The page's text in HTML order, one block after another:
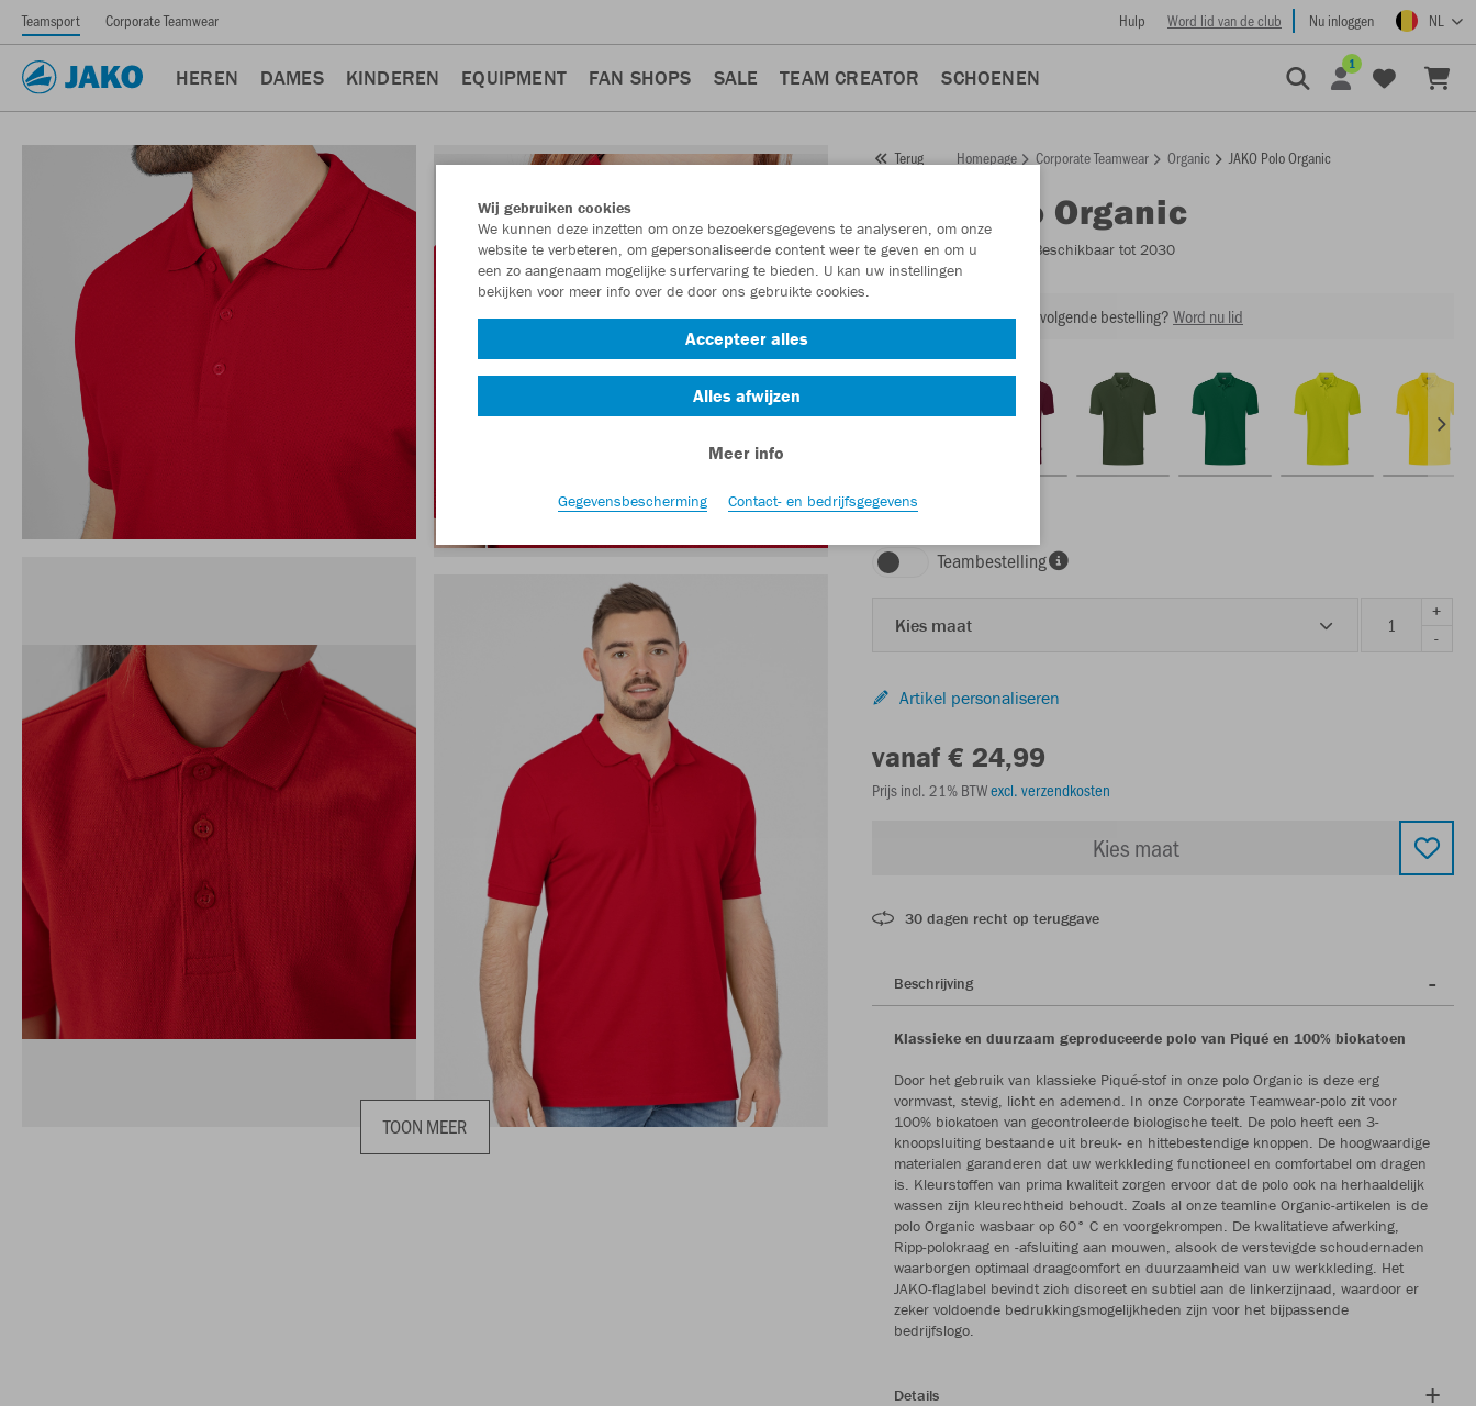
Teamsport Corporate Teamwear Hulp Word lid van de club Nu inloggen NL
HEREN DAMES KINDEREN EQUIPMENT FAN SHOPS SALE TEAM CREATOR SCHOENEN
1
TOON MEER
Terug Homepage Corporate Teamwear Organic JAKO Polo Organic
Polo Organic
Artikelnummer: - Beschikbaar tot 2030
Zin in 30% korting op je volgende bestelling?Word nu lid
rood
Teambestelling
Kies maat
+
-
Artikel personaliseren
vanaf € 24,99
Prijs incl. 21% BTWexcl. verzendkosten
Kies maat
30 dagen recht op teruggave
Beschrijving
Klassieke en duurzaam geproduceerde polo van Piqué en 100% biokatoen
Door het gebruik van klassieke Piqué-stof in onze polo Organic is deze erg
vormvast, stevig, licht en ademend. In onze Corporate Teamwear-polo zit voor
100% biokatoen van gecontroleerde biologische teelt. De polo heeft een 3-
knoopsluiting bestaande uit breuk- en hittebestendige knoppen. De hoogwaardige
materialen garanderen dat uw werkkleding functioneel en comfortabel om dragen
is. Kleurstoffen van prima kwaliteit zorgen ervoor dat de polo ook na herhaaldelijk
wassen zijn kleurechtheid behoudt. Zoals al onze teamline Organic-artikelen is de
polo Organic wasbaar op 60° C en voorgekrompen. De kwalitatieve afwerking,
Ripp-polokraag en -afsluiting aan mouwen, alsook de verstevigde schoudernaden
waarborgen optimaal draagcomfort en duurzaamheid van uw werkkleding. Het
JAKO-flaglabel bevindt zich discreet en subtiel aan de linkerzijnaad, waardoor er
zeker voldoende bedrukkingsmogelijkheden zijn voor het bijpassende
bedrijfslogo.
Details
Wij gebruiken cookies
We kunnen deze inzetten om onze bezoekersgegevens te analyseren, om onze
website te verbeteren, om gepersonaliseerde content weer te geven en om u
een zo aangenaam mogelijke surfervaring te bieden. U kan uw instellingen
bekijken voor meer info over de door ons gebruikte cookies.
Accepteer alles
Alles afwijzen
Meer info
Gegevensbescherming Contact- en bedrijfsgegevens